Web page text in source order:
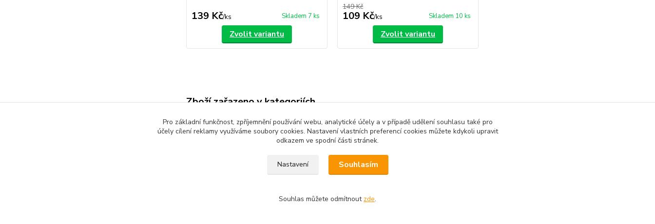
139 Kč/ks Skladem 7 ks
Zvolit variantu
149 Kč
109 Kč/ks Skladem 10 ks
Zvolit variantu
Zboží zařazeno v kategoriích
Dětské oblečení Komplety, soupravy
Pro základní funkčnost, zpříjemnění používání webu, analytické účely a v případě udělení souhlasu také pro
účely cílení reklamy využíváme soubory cookies. Nastavení vlastních preferencí cookies můžete kdykoli upravit
odkazem ve spodní části stránek.
Nastavení Souhlasím
Souhlas můžete odmítnout zde.